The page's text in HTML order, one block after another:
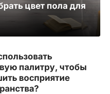
цвет пола для
палитру, чтобы
восприятие